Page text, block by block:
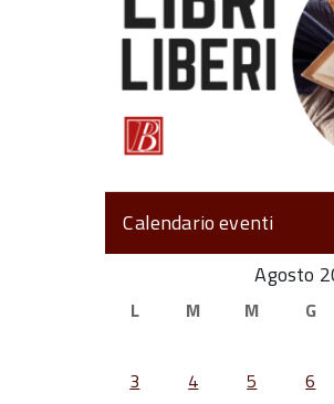
Calendario eventi
Agosto
L M M G
3
4 5 6